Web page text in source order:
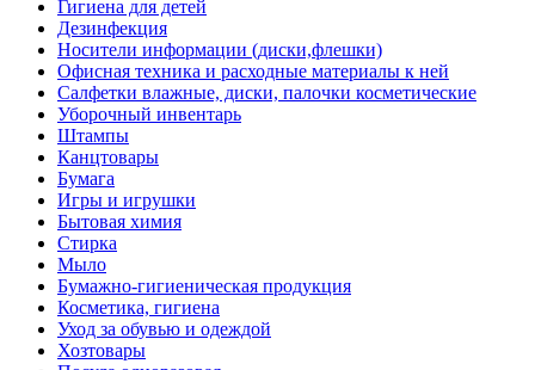
Гигиена для детей
Дезинфекция
Носители информации (диски,флешки)
Офисная техника и расходные материалы к ней
Салфетки влажные, диски, палочки косметические
Уборочный инвентарь
Штампы
Канцтовары
Бумага
Игры и игрушки
Бытовая химия
Стирка
Мыло
Бумажно-гигиеническая продукция
Косметика, гигиена
Уход за обувью и одеждой
Хозтовары